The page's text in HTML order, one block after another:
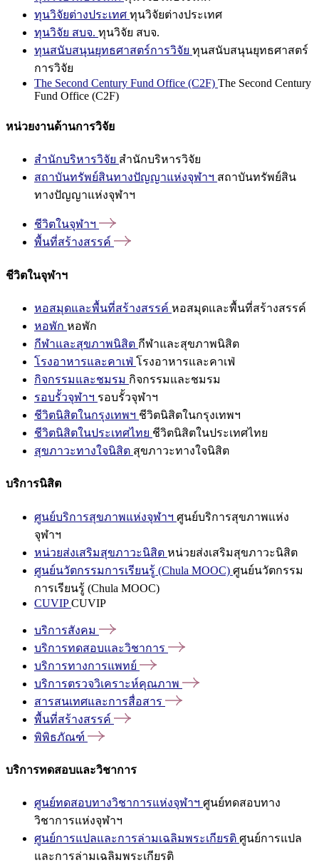
ทุนวิจัยต่างประเทศ ทุนวิจัยต่างประเทศ
ทุนวิจัย สบจ. ทุนวิจัย สบจ.
ทุนสนับสนุนยุทธศาสตร์การวิจัย ทุนสนับสนุนยุทธศาสตร์
การวิจัย
The Second Century Fund Office (C2F) The Second Century
Fund Office (C2F)
หน่วยงานด้านการวิจัย
สำนักบริหารวิจัย สำนักบริหารวิจัย
สถาบันทรัพย์สินทางปัญญาแห่งจุฬาฯ สถาบันทรัพย์สิน
ทางปัญญาแห่งจุฬาฯ
ชีวิตในจุฬาฯ
พื้นที่สร้างสรรค์
ชีวิตในจุฬาฯ
หอสมุดและพื้นที่สร้างสรรค์ หอสมุดและพื้นที่สร้างสรรค์
หอพัก หอพัก
กีฬาและสุขภาพนิสิต กีฬาและสุขภาพนิสิต
โรงอาหารและคาเฟ่ โรงอาหารและคาเฟ่
กิจกรรมและชมรม กิจกรรมและชมรม
รอบรั้วจุฬาฯ รอบรั้วจุฬาฯ
ชีวิตนิสิตในกรุงเทพฯ ชีวิตนิสิตในกรุงเทพฯ
ชีวิตนิสิตในประเทศไทย ชีวิตนิสิตในประเทศไทย
สุขภาวะทางใจนิสิต สุขภาวะทางใจนิสิต
บริการนิสิต
ศูนย์บริการสุขภาพแห่งจุฬาฯ ศูนย์บริการสุขภาพแห่ง
จุฬาฯ
หน่วยส่งเสริมสุขภาวะนิสิต หน่วยส่งเสริมสุขภาวะนิสิต
ศูนย์นวัตกรรมการเรียนรู้ (Chula MOOC) ศูนย์นวัตกรรม
การเรียนรู้ (Chula MOOC)
CUVIPCUVIP
บริการสังคม
บริการทดสอบและวิชาการ
บริการทางการแพทย์
บริการตรวจวิเคราะห์คุณภาพ
สารสนเทศและการสื่อสาร
พื้นที่สร้างสรรค์
พิพิธภัณฑ์
บริการทดสอบและวิชาการ
ศูนย์ทดสอบทางวิชาการแห่งจุฬาฯ ศูนย์ทดสอบทาง
วิชาการแห่งจุฬาฯ
ศูนย์การแปลและการล่ามเฉลิมพระเกียรติ ศูนย์การแปล
และการล่ามเฉลิมพระเกียรติ